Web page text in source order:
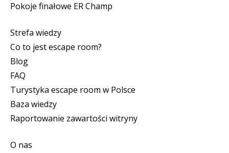
Pokoje finałowe ER Champ
Strefa wiedzy
Co to jest escape room?
Blog
FAQ
Turystyka escape room w Polsce
Baza wiedzy
Raportowanie zawartości witryny
O nas